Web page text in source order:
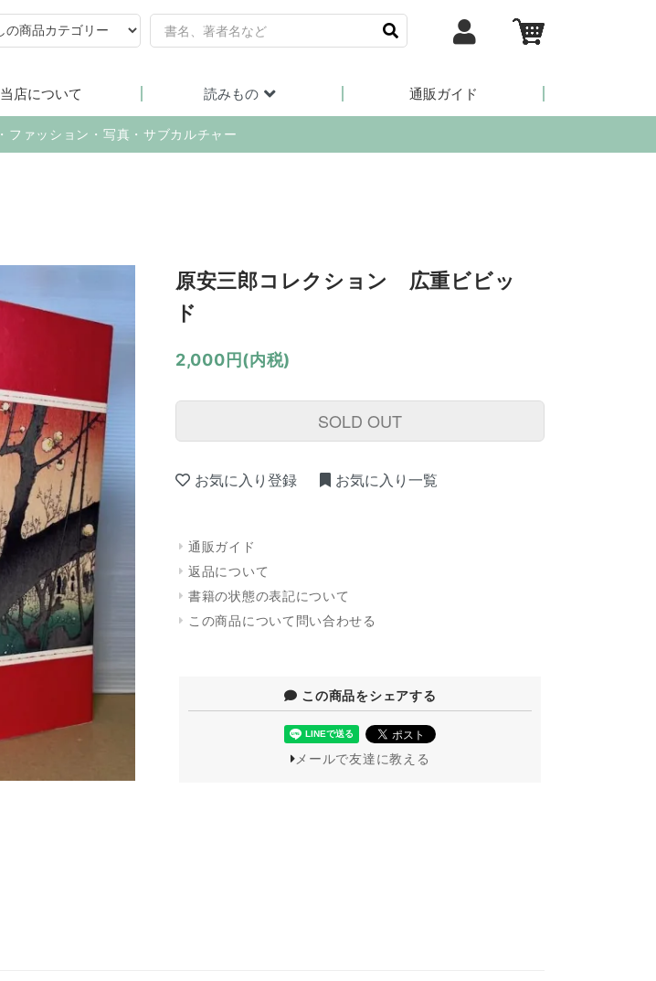
当店について 読みもの 通販ガイド
ァッション・写真・サブカルチャー
原安三郎コレクション 広重ビビッ
ド
2,000円(内税)
SOLD OUT
お気に入り登録 お気に入り一覧
通販ガイド
返品について
書籍の状態の表記について
この商品について問い合わせる
この商品をシェアする
メールで友達に教える